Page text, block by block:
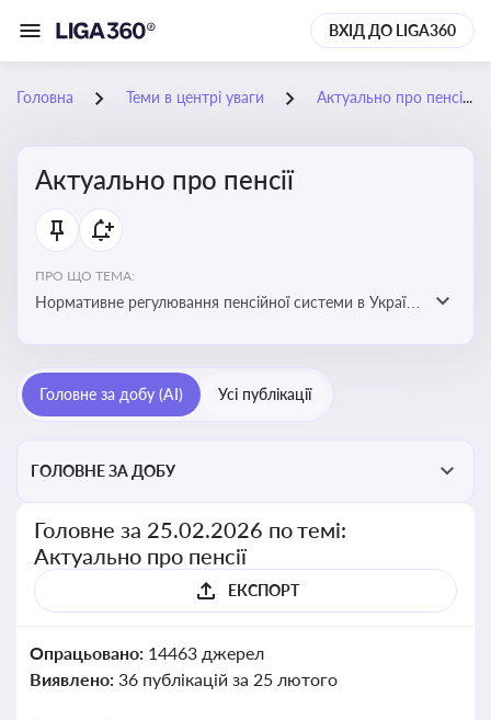
ВХІД ДО LIGA360
Головна Теми в центрі уваги Актуально про пенсії
Актуально про пенсії
ПРО ЩО ТЕМА:
Нормативне регулювання пенсійної системи в Україні
Головне за добу (AI) Усі публікації
ГОЛОВНЕ ЗА ДОБУ
Головне за 25.02.2026 по темі:
Актуально про пенсії
ЕКСПОРТ
Опрацьовано: 14463 джерел
Виявлено: 36 публікацій за 25 лютого